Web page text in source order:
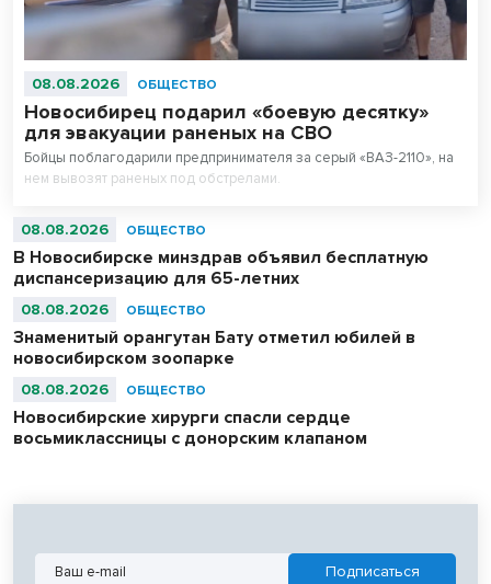
08.08.2026 ОБЩЕСТВО
Новосибирец подарил «боевую десятку»
для эвакуации раненых на СВО
Бойцы поблагодарили предпринимателя за серый «ВАЗ-2110», на
нем вывозят раненых под обстрелами.
08.08.2026 ОБЩЕСТВО
В Новосибирске минздрав объявил бесплатную
диспансеризацию для 65-летних
08.08.2026 ОБЩЕСТВО
Знаменитый орангутан Бату отметил юбилей в
новосибирском зоопарке
08.08.2026 ОБЩЕСТВО
Новосибирские хирурги спасли сердце
восьмиклассницы с донорским клапаном